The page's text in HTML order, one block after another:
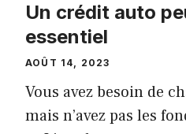
Un crédit auto
essentiel
AOÛT 14, 2023
Vous avez besoin de
mais n’avez pas les